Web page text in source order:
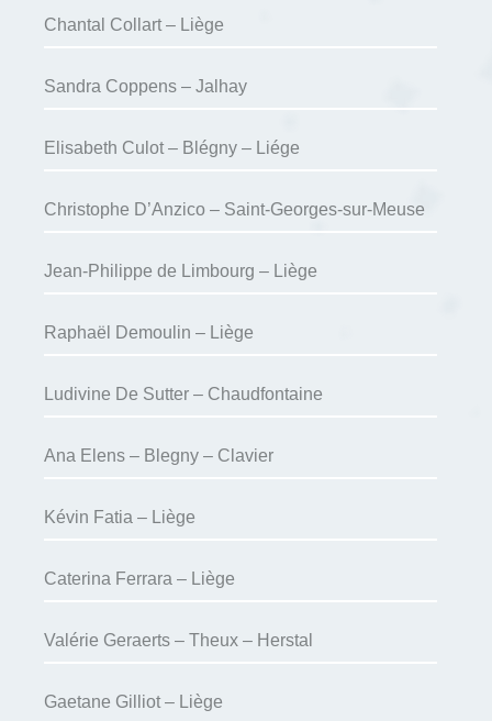
Chantal Collart – Liège
Sandra Coppens – Jalhay
Elisabeth Culot – Blégny – Liége
Christophe D’Anzico – Saint-Georges-sur-Meuse
Jean-Philippe de Limbourg – Liège
Raphaël Demoulin – Liège
Ludivine De Sutter – Chaudfontaine
Ana Elens – Blegny – Clavier
Kévin Fatia – Liège
Caterina Ferrara – Liège
Valérie Geraerts – Theux – Herstal
Gaetane Gilliot – Liège